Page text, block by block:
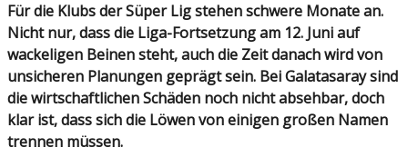
Für die Klubs der Süper Lig stehen schwere Monate an.
Nicht nur, dass die Liga-Fortsetzung am 12. Juni auf
wackeligen Beinen steht, auch die Zeit danach wird von
unsicheren Planungen geprägt sein. Bei Galatasaray sind
die wirtschaftlichen Schäden noch nicht absehbar, doch
klar ist, dass sich die Löwen von einigen großen Namen
trennen müssen.